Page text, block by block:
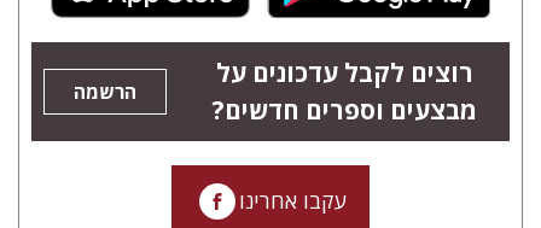
רוצים לקבל עדכונים על
מבצעים וספרים חדשים?
הרשמה
עקבו אחרינו